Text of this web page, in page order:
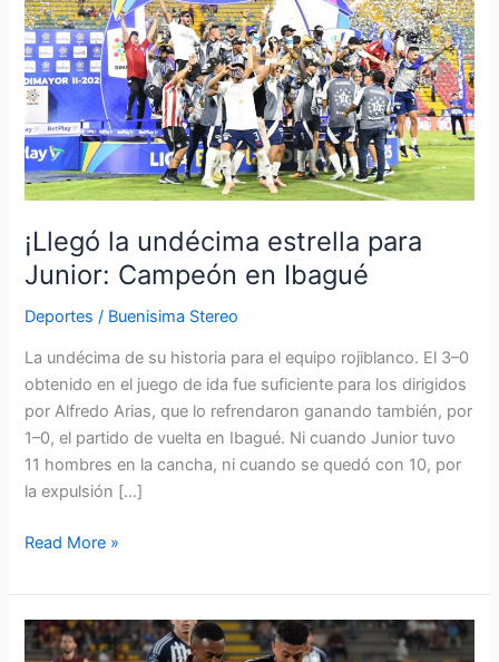
¡Llegó la undécima estrella para
Junior: Campeón en Ibagué
Deportes / Buenisima Stereo
La undécima de su historia para el equipo rojiblanco. El 3–0
obtenido en el juego de ida fue suficiente para los dirigidos
por Alfredo Arias, que lo refrendaron ganando también, por
1–0, el partido de vuelta en Ibagué. Ni cuando Junior tuvo
11 hombres en la cancha, ni cuando se quedó con 10, por
la expulsión […]
undécima
estrella
para
Junior:
Campeón
en
Ibagué
Read More »
Junior